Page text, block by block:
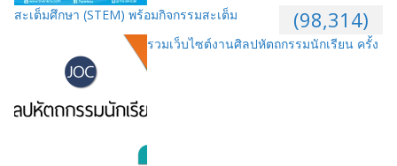
สะเต็มศึกษา (STEM) พร้อมกิจกรรมสะเต็ม (98,314)
รวมเว็บไซต์งานศิลปหัตถกรรมนักเรียน ครั้ง